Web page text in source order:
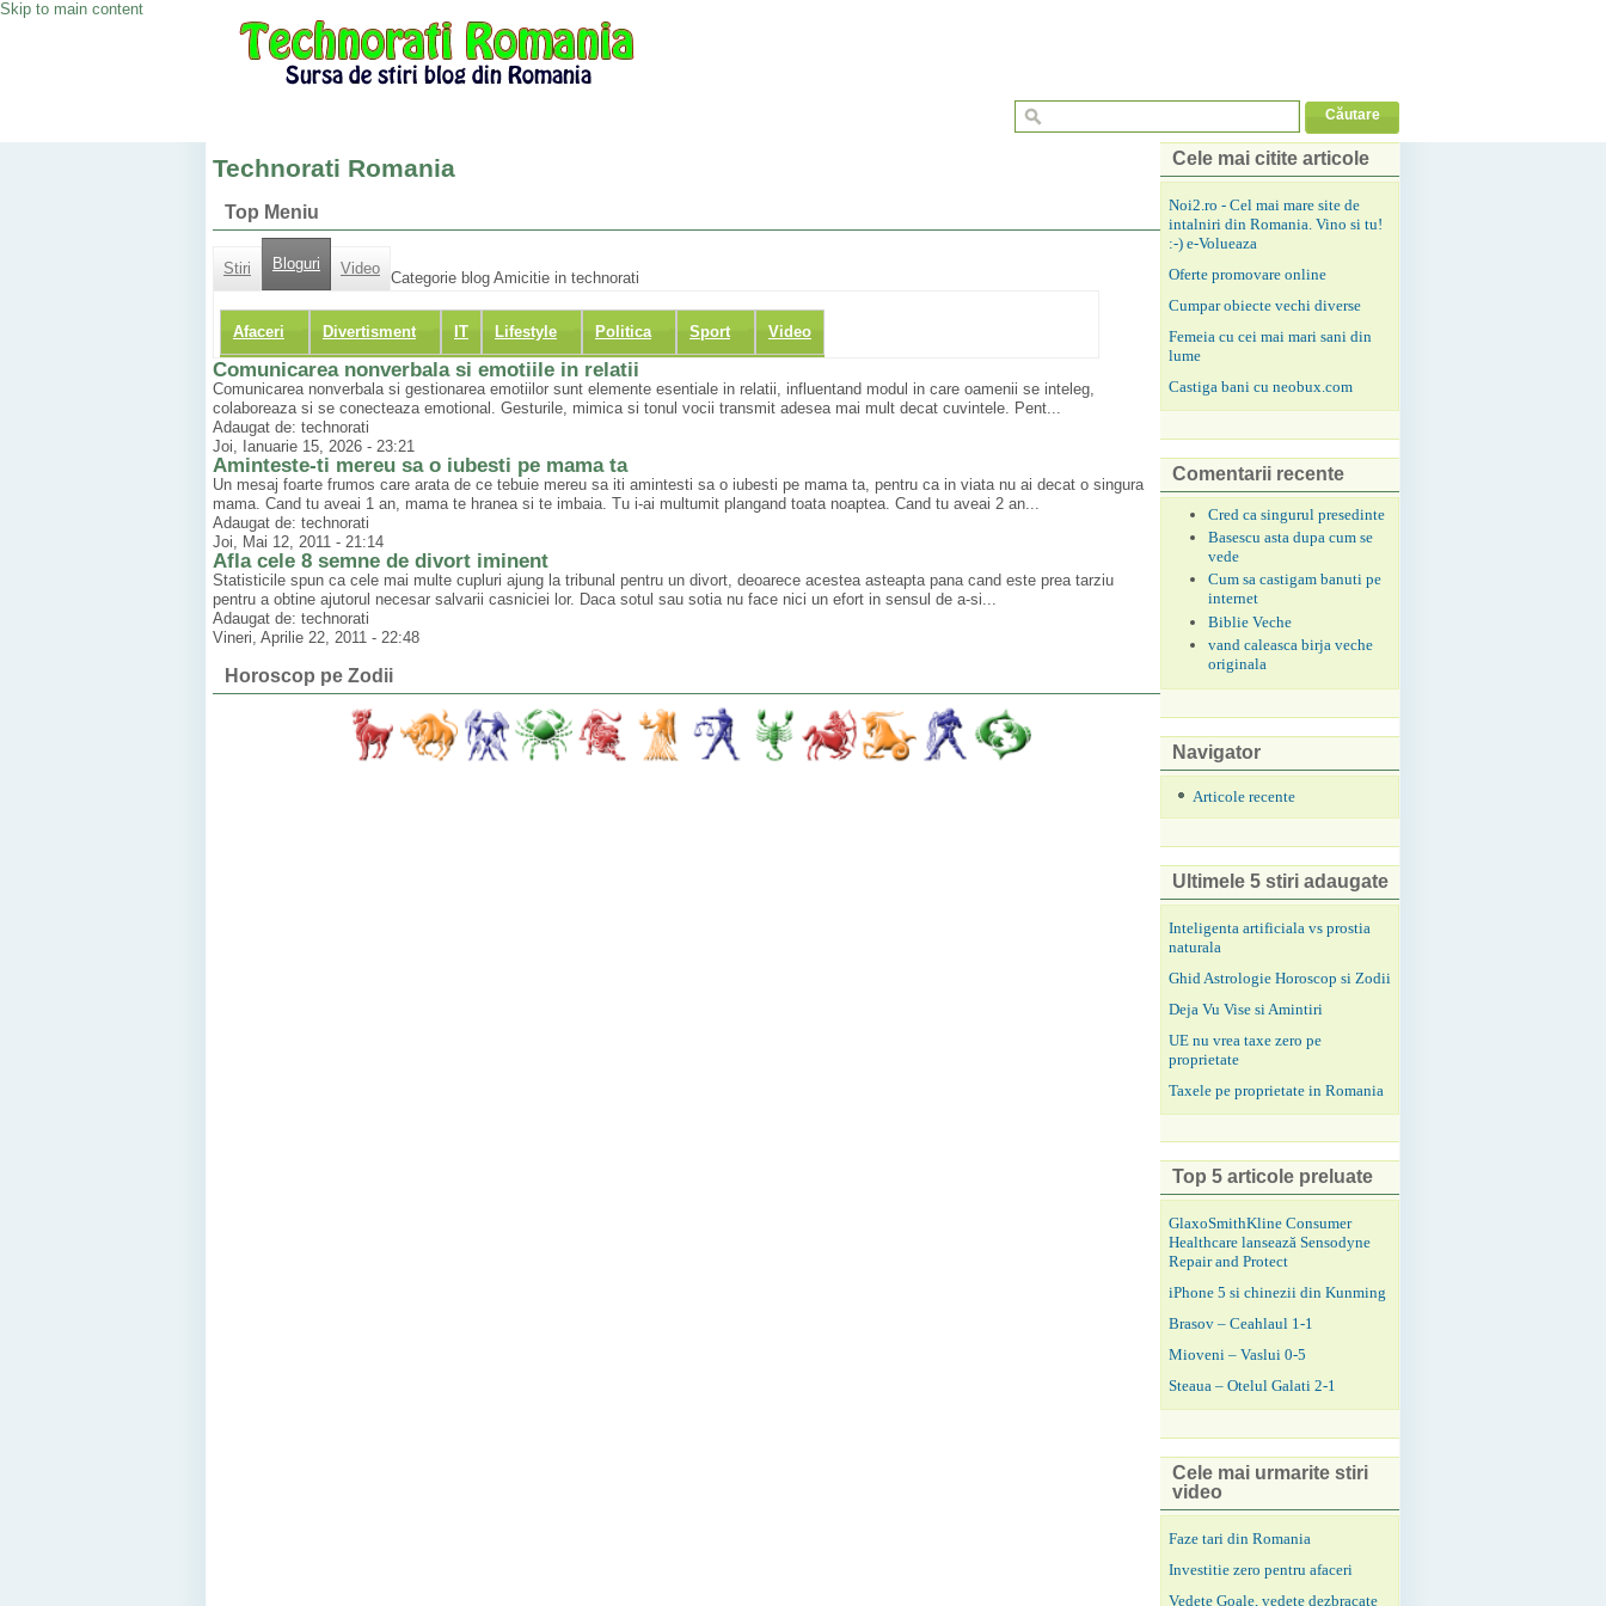
Skip to main content
Technorati Romania
Top Meniu
Stiri Bloguri Video
Afaceri Divertisment IT Lifestyle Politica Sport Video
Categorie blog Amicitie in technorati
Comunicarea nonverbala si emotiile in relatii
Comunicarea nonverbala si gestionarea emotiilor sunt elemente esentiale in relatii, influentand modul in care oamenii se inteleg,
colaboreaza si se conecteaza emotional. Gesturile, mimica si tonul vocii transmit adesea mai mult decat cuvintele. Pent...
Adaugat de: technorati
Joi, Ianuarie 15, 2026 - 23:21
Aminteste-ti mereu sa o iubesti pe mama ta
Un mesaj foarte frumos care arata de ce tebuie mereu sa iti amintesti sa o iubesti pe mama ta, pentru ca in viata nu ai decat o singura
mama. Cand tu aveai 1 an, mama te hranea si te imbaia. Tu i-ai multumit plangand toata noaptea. Cand tu aveai 2 an...
Adaugat de: technorati
Joi, Mai 12, 2011 - 21:14
Afla cele 8 semne de divort iminent
Statisticile spun ca cele mai multe cupluri ajung la tribunal pentru un divort, deoarece acestea asteapta pana cand este prea tarziu
pentru a obtine ajutorul necesar salvarii casniciei lor. Daca sotul sau sotia nu face nici un efort in sensul de a-si...
Adaugat de: technorati
Vineri, Aprilie 22, 2011 - 22:48
Horoscop pe Zodii
Cele mai citite articole
Noi2.ro - Cel mai mare site de
intalniri din Romania. Vino si tu!
:-) e-Volueaza
Oferte promovare online
Cumpar obiecte vechi diverse
Femeia cu cei mai mari sani din
lume
Castiga bani cu neobux.com
Comentarii recente
Cred ca singurul presedinte
Basescu asta dupa cum se
vede
Cum sa castigam banuti pe
internet
Biblie Veche
vand caleasca birja veche
originala
Navigator
Articole recente
Ultimele 5 stiri adaugate
Inteligenta artificiala vs prostia
naturala
Ghid Astrologie Horoscop si Zodii
Deja Vu Vise si Amintiri
UE nu vrea taxe zero pe
proprietate
Taxele pe proprietate in Romania
Top 5 articole preluate
GlaxoSmithKline Consumer
Healthcare lansează Sensodyne
Repair and Protect
iPhone 5 si chinezii din Kunming
Brasov – Ceahlaul 1-1
Mioveni – Vaslui 0-5
Steaua – Otelul Galati 2-1
Cele mai urmarite stiri
video
Faze tari din Romania
Investitie zero pentru afaceri
Vedete Goale, vedete dezbracate